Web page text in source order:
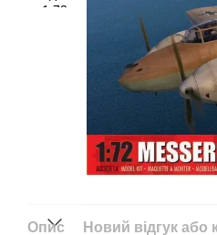
Опис Новий відгук або